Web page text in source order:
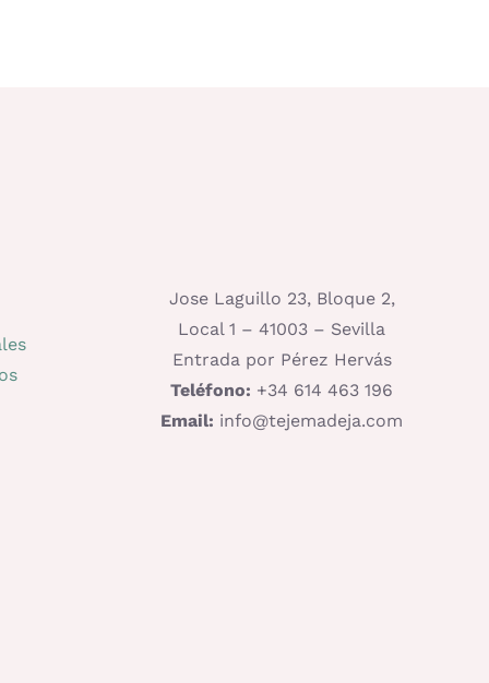
Jose Laguillo 23, Bloque 2,
Local 1 – 41003 – Sevilla
Entrada por Pérez Hervás
Teléfono: +34 614 463 196
Email: info@tejemadeja.com